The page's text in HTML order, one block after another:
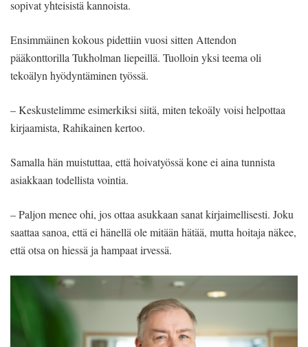
sopivat yhteisistä kannoista.
Ensimmäinen kokous pidettiin vuosi sitten Attendon
pääkonttorilla Tukholman liepeillä. Tuolloin yksi teema oli
tekoälyn hyödyntäminen työssä.
– Keskustelimme esimerkiksi siitä, miten tekoäly voisi helpottaa
kirjaamista, Rahikainen kertoo.
Samalla hän muistuttaa, että hoivatyössä kone ei aina tunnista
asiakkaan todellista vointia.
– Paljon menee ohi, jos ottaa asukkaan sanat kirjaimellisesti. Joku
saattaa sanoa, että ei hänellä ole mitään hätää, mutta hoitaja näkee,
että otsa on hiessä ja hampaat irvessä.